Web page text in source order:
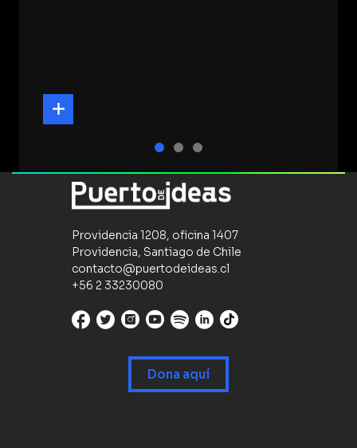
Providencia 1208, oficina 1407
Providencia, Santiago de Chile
contacto@puertodeideas.cl
+56 2 33230080
Dona aquí